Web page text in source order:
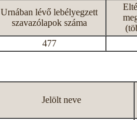
Urnában lévő lebélyegzett
szavazólapok száma
477
Jelölt neve